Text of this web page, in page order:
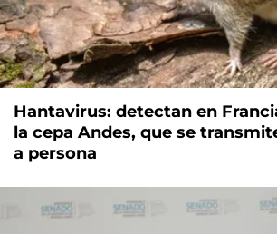
Hantavirus: detectan en
la cepa Andes, que se
a persona